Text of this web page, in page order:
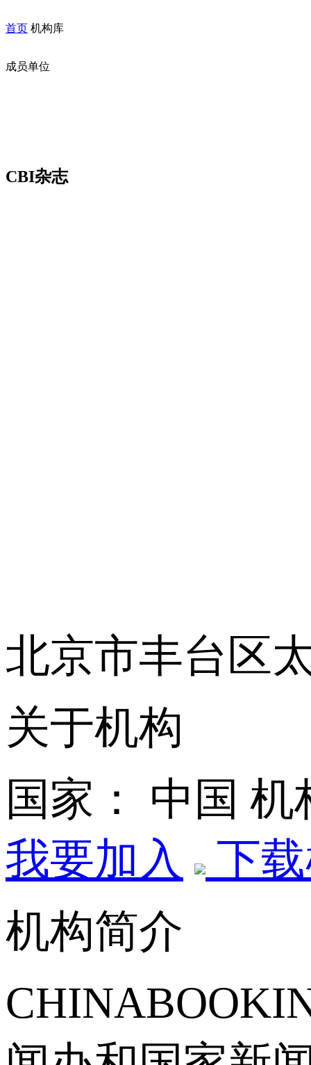
首页 机构库
成员单位
CBI杂志
北京市丰台区
关于机构
国家： 中国 机
我要加入
下
机构简介